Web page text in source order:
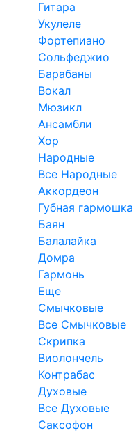
Гитара
Укулеле
Фортепиано
Сольфеджио
Барабаны
Вокал
Мюзикл
Ансамбли
Хор
Народные
Все Народные
Аккордеон
Губная гармошка
Баян
Балалайка
Домра
Гармонь
Еще
Смычковые
Все Смычковые
Скрипка
Виолончель
Контрабас
Духовые
Все Духовые
Саксофон